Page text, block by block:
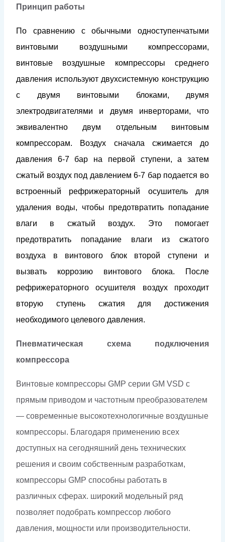
Принцип работы
По сравнению с обычными одноступенчатыми
винтовыми воздушными компрессорами,
винтовые воздушные компрессоры среднего
давления используют двухсистемную конструкцию
с двумя винтовыми блоками, двумя
электродвигателями и двумя инверторами, что
эквивалентно двум отдельным винтовым
компрессорам. Воздух сначала сжимается до
давления 6-7 бар на первой ступени, а затем
сжатый воздух под давлением 6-7 бар подается во
встроенный рефрижераторный осушитель для
удаления воды, чтобы предотвратить попадание
влаги в сжатый воздух. Это помогает
предотвратить попадание влаги из сжатого
воздуха в винтового блок второй ступени и
вызвать коррозию винтового блока. После
рефрижераторного осушителя воздух проходит
вторую ступень сжатия для достижения
необходимого целевого давления.
Пневматическая схема подключения
компрессора
Винтовые компрессоры GMP серии GM VSD с
прямым приводом и частотным преобразователем
— современные высокотехнологичные воздушные
компрессоры. Благодаря применению всех
доступных на сегодняшний день технических
решения и своим собственным разработкам,
компрессоры GMP способны работать в
различных сферах. широкий модельный ряд
позволяет подобрать компрессор любого
давления, мощности или производительности.